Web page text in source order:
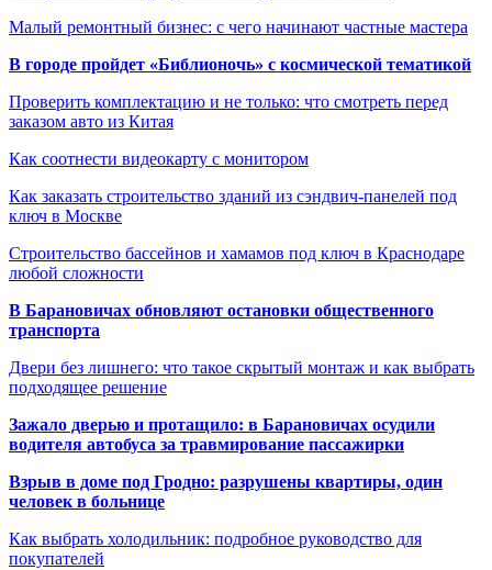
Малый ремонтный бизнес: с чего начинают частные мастера
В городе пройдет «Библионочь» с космической тематикой
Проверить комплектацию и не только: что смотреть перед
заказом авто из Китая
Как соотнести видеокарту с монитором
Как заказать строительство зданий из сэндвич-панелей под
ключ в Москве
Строительство бассейнов и хамамов под ключ в Краснодаре
любой сложности
В Барановичах обновляют остановки общественного
транспорта
Двери без лишнего: что такое скрытый монтаж и как выбрать
подходящее решение
Зажало дверью и протащило: в Барановичах осудили
водителя автобуса за травмирование пассажирки
Взрыв в доме под Гродно: разрушены квартиры, один
человек в больнице
Как выбрать холодильник: подробное руководство для
покупателей